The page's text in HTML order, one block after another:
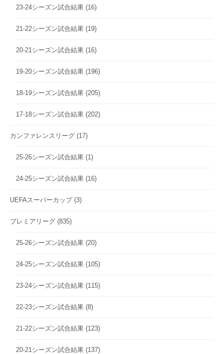
23-24シーズン試合結果 (16)
21-22シーズン試合結果 (19)
20-21シーズン試合結果 (16)
19-20シーズン試合結果 (196)
18-19シーズン試合結果 (205)
17-18シーズン試合結果 (202)
カンファレンスリーグ (17)
25-26シーズン試合結果 (1)
24-25シーズン試合結果 (16)
UEFAスーパーカップ(3)
プレミアリーグ (835)
25-26シーズン試合結果 (20)
24-25シーズン試合結果 (105)
23-24シーズン試合結果 (115)
22-23シーズン試合結果 (8)
21-22シーズン試合結果 (123)
20-21シーズン試合結果 (137)